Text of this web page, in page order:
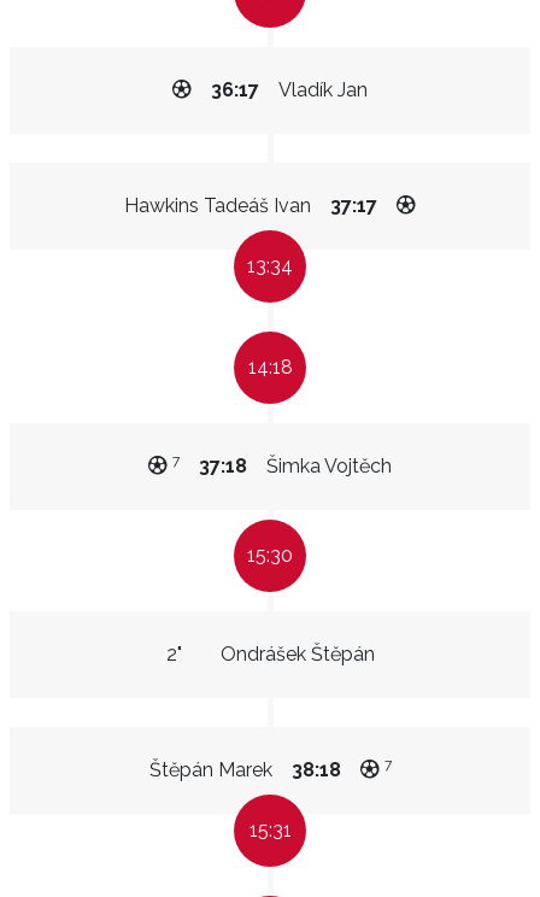
Vladík Jan
36:17
Hawkins Tadeáš Ivan 37:17
13:34
14:18
Šimka Vojtěch
37:18
7
15:30
Ondrášek Štěpán
2"
Štěpán Marek 38:18 7
15:31